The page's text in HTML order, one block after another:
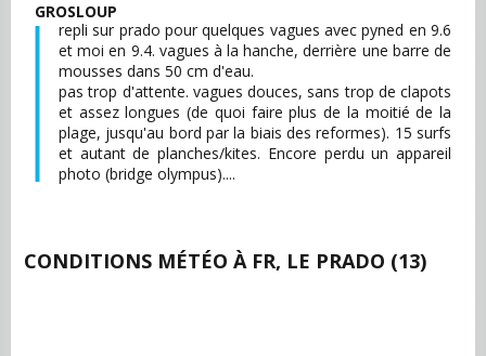
GROSLOUP
repli sur prado pour quelques vagues avec pyned en 9.6
et moi en 9.4. vagues à la hanche, derrière une barre de
mousses dans 50 cm d'eau.
pas trop d'attente. vagues douces, sans trop de clapots
et assez longues (de quoi faire plus de la moitié de la
plage, jusqu'au bord par la biais des reformes). 15 surfs
et autant de planches/kites. Encore perdu un appareil
photo (bridge olympus)....
CONDITIONS MÉTÉO À FR, LE PRADO (13)